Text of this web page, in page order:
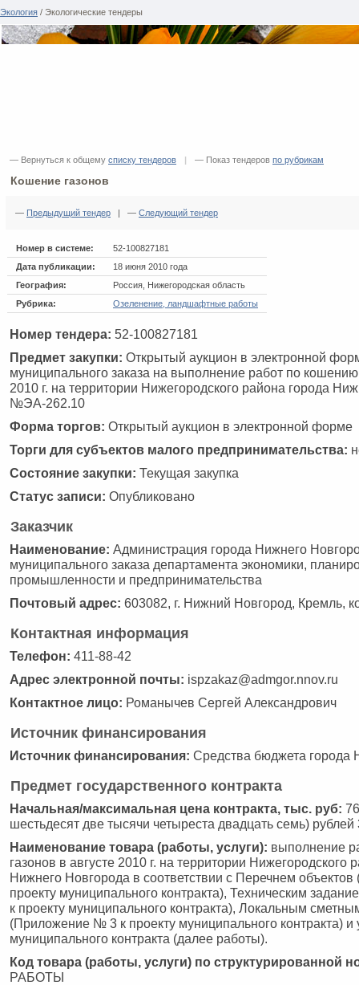
Экология / Экологические тендеры
— Вернуться к общему списку тендеров | — Показ тендеров по рубрикам
Кошение газонов
— Предыдущий тендер | — Следующий тендер
Номер в системе:
52-100827181
Дата публикации:
18 июня 2010 года
География:
Россия, Нижегородская область
Рубрика:
Озеленение, ландшафтные работы
Номер тендера: 52-100827181
Предмет закупки: Открытый аукцион в электронной
муниципального заказа на выполнение работ по кошению
2010 г. на территории Нижегородского района города
№ЭА-262.10
Форма торгов: Открытый аукцион в электронной форме
Торги для субъектов малого предпринимательства:
Состояние закупки: Текущая закупка
Cтатус записи: Опубликовано
Заказчик
Наименование: Администрация города Нижнего
муниципального заказа департамента экономики,
промышленности и предпринимательства
Почтовый адрес: 603082, г. Нижний Новгород, Кремль,
Контактная информация
Телефон: 411-88-42
Адрес электронной почты: ispzakaz@admgor.nnov.ru
Контактное лицо: Романычев Сергей Александрович
Источник финансирования
Источник финансирования: Средства бюджета города
Предмет государственного контракта
Начальная/максимальная цена контракта, тыс. руб:
шестьдесят две тысячи четыреста двадцать семь) рублей
Наименование товара (работы, услуги): выполнение
газонов в августе 2010 г. на территории Нижегородского
Нижнего Новгорода в соответствии с Перечнем
проекту муниципального контракта), Техническим
к проекту муниципального контракта), Локальным
(Приложение № 3 к проекту муниципального контракта) и
муниципального контракта (далее работы).
Код товара (работы, услуги) по структурированной
РАБОТЫ